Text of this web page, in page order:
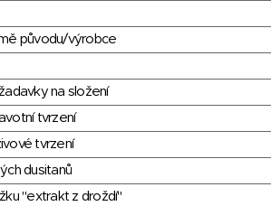
původu/výrobce
na složení
tvrzení
tvrzení
dusitanů
"extrakt z droždí"